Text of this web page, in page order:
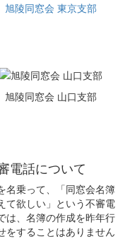
旭陵同窓会 東京支部
旭陵同窓会 山口支部
電話について
名乗って、「同窓会名簿
て欲しい」という不審電
は、名簿の作成を昨年行
をすることはありません